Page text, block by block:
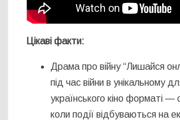
Цікаві факти:
Драма про війну “Лишайся
під час війни в унікальному
українського кіно форматі —
коли події відбуваються на